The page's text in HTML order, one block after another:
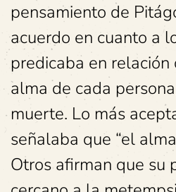
pensamiento de
acuerdo en cuanto a
predicaba en
alma de cada
muerte. Lo más
señalaba que “el
Otros afirman que su